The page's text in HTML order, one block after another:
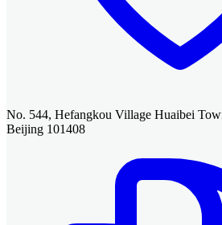
No. 544, Hefangkou Village Huaibei
Beijing 101408